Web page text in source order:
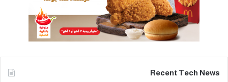
Recent Tech News